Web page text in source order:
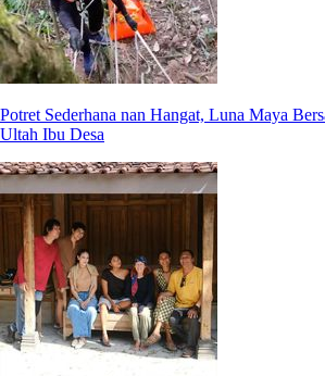
Potret Sederhana nan Hangat, Luna Maya
Ultah Ibu Desa